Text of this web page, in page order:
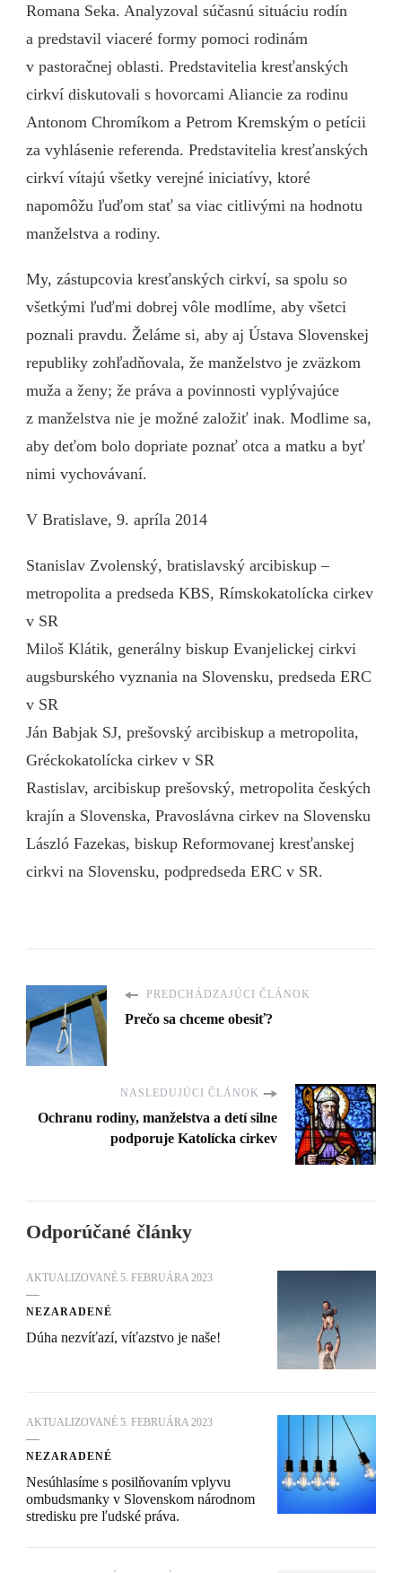
Romana Seka. Analyzoval súčasnú situáciu rodín
a predstavil viaceré formy pomoci rodinám
v pastoračnej oblasti. Predstavitelia kresťanských
cirkví diskutovali s hovorcami Aliancie za rodinu
Antonom Chromíkom a Petrom Kremským o petícii
za vyhlásenie referenda. Predstavitelia kresťanských
cirkví vítajú všetky verejné iniciatívy, ktoré
napomôžu ľuďom stať sa viac citlivými na hodnotu
manželstva a rodiny.
My, zástupcovia kresťanských cirkví, sa spolu so
všetkými ľuďmi dobrej vôle modlíme, aby všetci
poznali pravdu. Želáme si, aby aj Ústava Slovenskej
republiky zohľadňovala, že manželstvo je zväzkom
muža a ženy; že práva a povinnosti vyplývajúce
z manželstva nie je možné založiť inak. Modlime sa,
aby deťom bolo dopriate poznať otca a matku a byť
nimi vychovávaní.
V Bratislave, 9. apríla 2014
Stanislav Zvolenský, bratislavský arcibiskup –
metropolita a predseda KBS, Rímskokatolícka cirkev
v SR
Miloš Klátik, generálny biskup Evanjelickej cirkvi
augsburského vyznania na Slovensku, predseda ERC
v SR
Ján Babjak SJ, prešovský arcibiskup a metropolita,
Gréckokatolícka cirkev v SR
Rastislav, arcibiskup prešovský, metropolita českých
krajín a Slovenska, Pravoslávna cirkev na Slovensku
László Fazekas, biskup Reformovanej kresťanskej
cirkvi na Slovensku, podpredseda ERC v SR.
PREDCHÁDZAJÚCI ČLÁNOK
Prečo sa chceme obesiť?
NASLEDUJÚCI ČLÁNOK
Ochranu rodiny, manželstva a detí silne
podporuje Katolícka cirkev
Odporúčané články
AKTUALIZOVANÉ 5. FEBRUÁRA 2023
NEZARADENÉ
Dúha nezvíťazí, víťazstvo je naše!
AKTUALIZOVANÉ 5. FEBRUÁRA 2023
NEZARADENÉ
Nesúhlasíme s posilňovaním vplyvu
ombudsmanky v Slovenskom národnom
stredisku pre ľudské práva.